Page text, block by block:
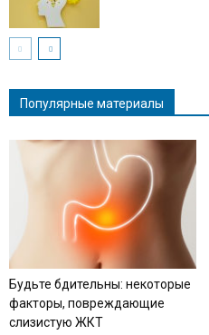
Популярные материалы
Будьте бдительны: некоторые
факторы, повреждающие
слизистую ЖКТ